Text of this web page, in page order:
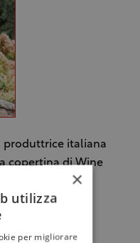
produttrice italiana
copertina di Wine
racconterà nel
della sua
×
utilizza
per migliorare